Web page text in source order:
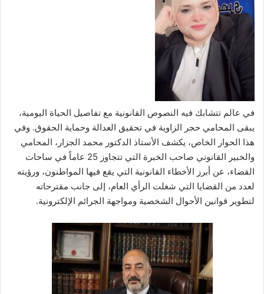
في عالم تتشابك فيه النصوص القانونية مع تفاصيل الحياة اليومية،
يبقى المحامي حجر الزاوية في تحقيق العدالة وحماية الحقوق. وفي
هذا الحوار الخاص، يكشف الأستاذ الدكتور محمد الجزار، المحامي
والخبير القانوني صاحب الخبرة التي تتجاوز 25 عاماً في ساحات
القضاء، عن أبرز الأخطاء القانونية التي يقع فيها المواطنون، ورؤيته
لعدد من القضايا التي شغلت الرأي العام، إلى جانب مقترحاته
لتطوير قوانين الأحوال الشخصية ومواجهة الجرائم الإلكترونية.